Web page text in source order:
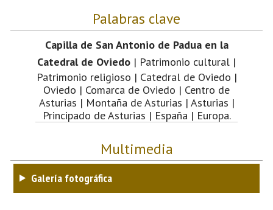
Palabras clave
Capilla de San Antonio de Padua en la
Catedral de Oviedo | Patrimonio cultural |
Patrimonio religioso | Catedral de Oviedo |
Oviedo | Comarca de Oviedo | Centro de
Asturias | Montaña de Asturias | Asturias |
Principado de Asturias | España | Europa.
Multimedia
Galería fotográfica